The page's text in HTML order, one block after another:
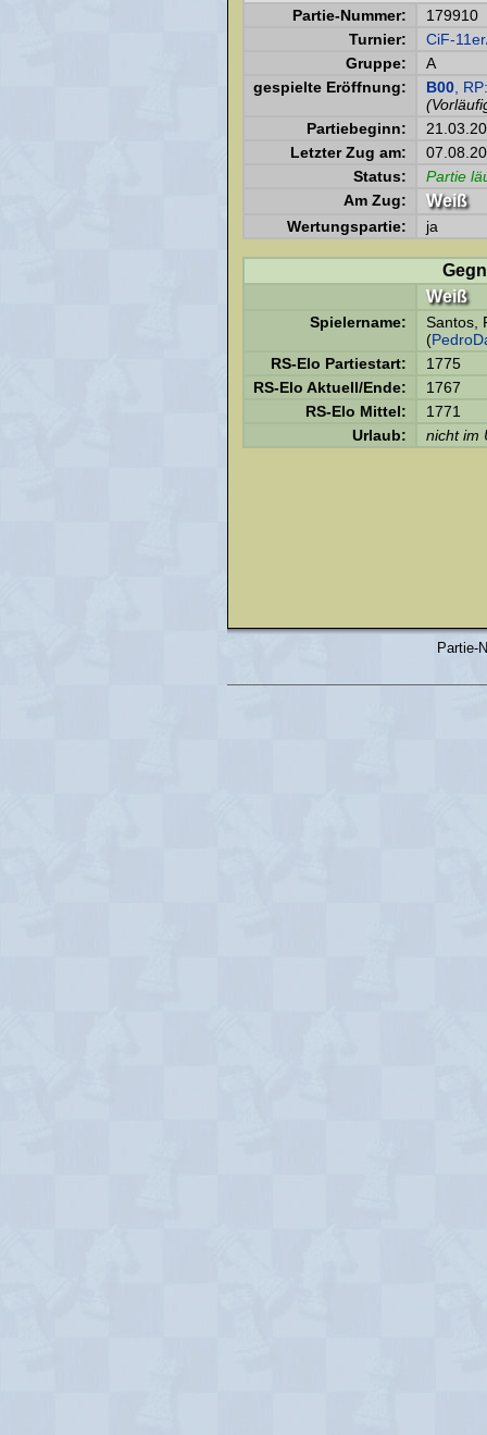
Partie-Nummer:
179910
Turnier:
CiF-
Gruppe:
A
gespielte Eröffnung:
B00 ,
Partiebeginn:
Letzter Zug am:
Status:
Partie
Am Zug:
Weiß
Wertungspartie: ja
Weiß
Spielername:
Santos,
(
RS-Elo Partiestart:
1775
RS-Elo Aktuell/Ende:
1767
RS-Elo Mittel:
1771
Urlaub:
nicht im
Partie-